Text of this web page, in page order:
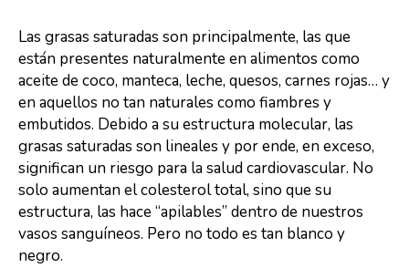
Las grasas saturadas son principalmente, las que
están presentes naturalmente en alimentos como
aceite de coco, manteca, leche, quesos, carnes rojas… y
en aquellos no tan naturales como fiambres y
embutidos. Debido a su estructura molecular, las
grasas saturadas son lineales y por ende, en exceso,
significan un riesgo para la salud cardiovascular. No
solo aumentan el colesterol total, sino que su
estructura, las hace “apilables” dentro de nuestros
vasos sanguíneos. Pero no todo es tan blanco y
negro.